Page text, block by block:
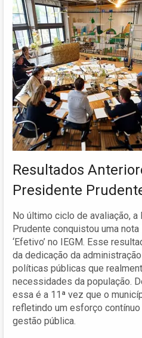
Resultados
Presidente
No último ciclo de avaliação,
Prudente conquistou uma
‘Efetivo’ no IEGM. Esse
da dedicação da
políticas públicas que
necessidades da população.
essa é a 11ª vez que o
refletindo um esforço
gestão pública.